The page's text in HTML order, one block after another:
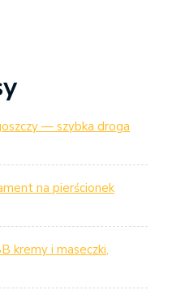
— szybka droga
na pierścionek
kremy i maseczki,